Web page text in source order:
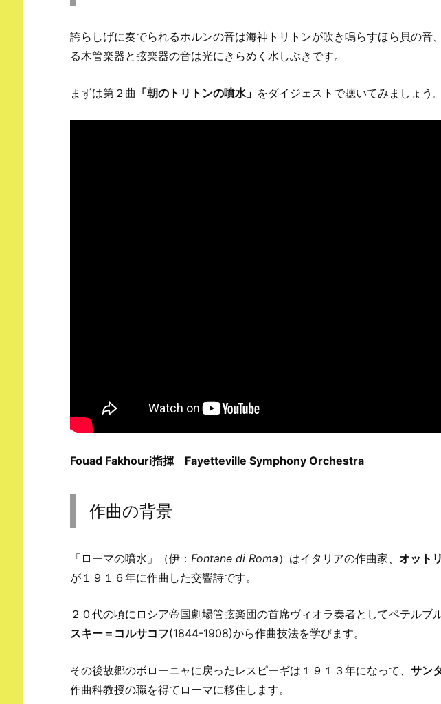
誇らしげに奏でられるホルンの音は海神トリトンが吹き鳴らすほら貝の音
る木管楽器と弦楽器の音は光にきらめく水しぶきです。
まずは第２曲 「朝のトリトンの噴水」 をダイジェストで聴いてみましょう。
Fouad Fakhouri指揮 Fayetteville Symphony Orchestra
作曲の背景
「ローマの噴水」（伊： Fontane di Roma）はイタリアの作曲家、 オット
が１９１６年に作曲した交響詩です。
２０代の頃にロシア帝国劇場管弦楽団の首席ヴィオラ奏者としてペテルブ
スキー＝コルサコフ(1844-1908)から作曲技法を学びます。
その後故郷のボローニャに戻ったレスピーギは１９１３年になって、 サン
作曲科教授の職を得てローマに移住します。